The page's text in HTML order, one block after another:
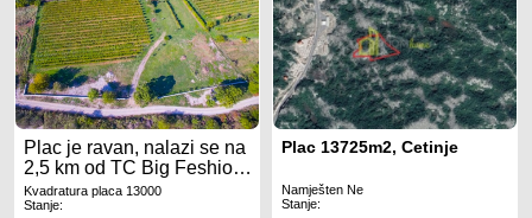
Plac je ravan, nalazi se na
2,5 km od TC Big Feshion,
900m od Bulevara Gornja
Gorica.
Kvadratura placa 13000
Stanje:
Plac 13725m2, Cetinje
Namješten Ne
Stanje: